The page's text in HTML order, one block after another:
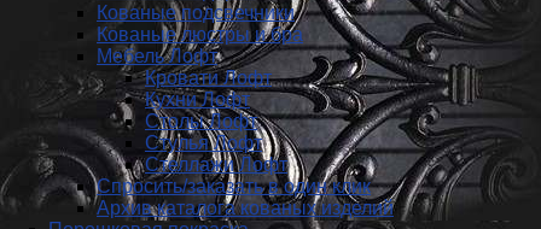
Кованые подсвечники
Кованые люстры и бра
Мебель Лофт
Кровати Лофт
Кухни Лофт
Столы Лофт
Стулья Лофт
Стеллажи Лофт
Спросить/заказать в один клик
Архив каталога кованых изделий